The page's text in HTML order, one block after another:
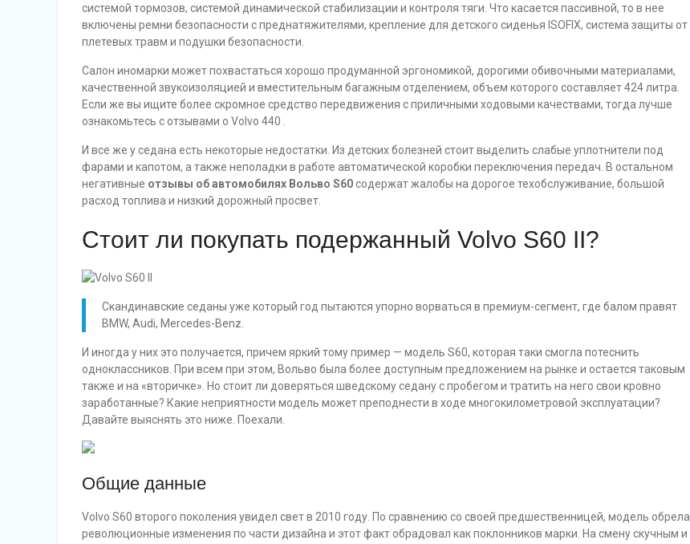
системой тормозов, системой динамической стабилизации и контроля тяги. Что касается пассивной, то в нее
включены ремни безопасности с преднатяжителями, крепление для детского сиденья ISOFIX, система защиты от
плетевых травм и подушки безопасности.
Салон иномарки может похвастаться хорошо продуманной эргономикой, дорогими обивочными материалами,
качественной звукоизоляцией и вместительным багажным отделением, объем которого составляет 424 литра.
Если же вы ищите более скромное средство передвижения с приличными ходовыми качествами, тогда лучше
ознакомьтесь с отзывами о Volvo 440 .
И все же у седана есть некоторые недостатки. Из детских болезней стоит выделить слабые уплотнители под
фарами и капотом, а также неполадки в работе автоматической коробки переключения передач. В остальном
негативные отзывы об автомобилях Вольво S60содержат жалобы на дорогое техобслуживание, большой
расход топлива и низкий дорожный просвет.
Стоит ли покупать подержанный Volvo S60 II?
Скандинавские седаны уже который год пытаются упорно ворваться в премиум-сегмент, где балом правят
BMW, Audi, Mercedes-Benz.
И иногда у них это получается, причем яркий тому пример — модель S60, которая таки смогла потеснить
одноклассников. При всем при этом, Вольво была более доступным предложением на рынке и остается таковым
также и на «вторичке». Но стоит ли доверяться шведскому седану с пробегом и тратить на него свои кровно
заработанные? Какие неприятности модель может преподнести в ходе многокилометровой эксплуатации?
Давайте выяснять это ниже. Поехали.
Общие данные
Volvo S60 второго поколения увидел свет в 2010 году. По сравнению со своей предшественницей, модель обрела
революционные изменения по части дизайна и этот факт обрадовал как поклонников марки. На смену скучным и